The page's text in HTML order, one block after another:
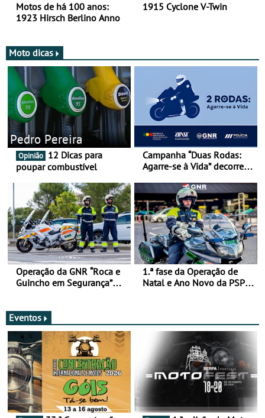
Motos de há 100 anos:
1923 Hirsch Berlino Anno
1915 Cyclone V-Twin
Moto dicas
Pedro Pereira
Opinião
poupar combustível
Campanha “Duas Rodas:
Agarre-se à Vida” decorre
Operação da GNR “Roca e
Guincho em Segurança”
1.ª fase da Operação de
Natal e Ano Novo da PSP e
Eventos